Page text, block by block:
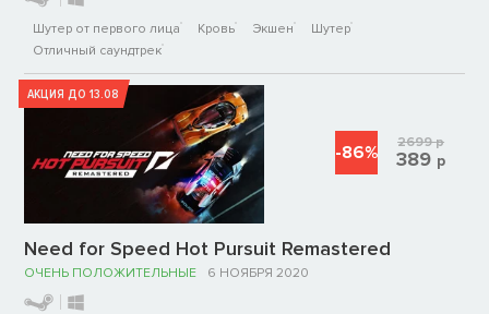
Шутер от первого лица Кровь Экшен
Шутер
Отличный саундтрек
АКЦИЯ ДО 13.08
Need for Speed Hot Pursuit Remastered
ОЧЕНЬ ПОЛОЖИТЕЛЬНЫЕ 6 НОЯБРЯ 2020
-86% 2699р
389 р